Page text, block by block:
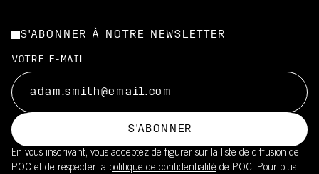
S'ABONNER À NOTRE NEWSLETTER
VOTRE E-MAIL
S'ABONNER
En vous inscrivant, vous acceptez de figurer sur la liste de diffusion de
POC et de respecter la politique de confidentialité de POC. Pour plus